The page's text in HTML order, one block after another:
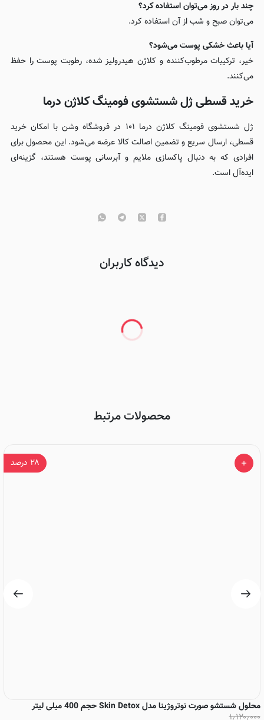
چند بار در روز می‌توان استفاده کرد؟
می‌توان صبح و شب از آن استفاده کرد.
آیا باعث خشکی پوست می‌شود؟
خیر، ترکیبات مرطوب‌کننده و کلاژن هیدرولیز شده، رطوبت پوست را حفظ
می‌کنند.
خرید قسطی ژل شستشوی فومینگ کلاژن درما
ژل شستشوی فومینگ کلاژن درما ۱۰۱ در فروشگاه وشن با امکان خرید
قسطی، ارسال سریع و تضمین اصالت کالا عرضه می‌شود. این محصول برای
افرادی که به دنبال پاکسازی ملایم و آبرسانی پوست هستند، گزینه‌ای
ایده‌آل است.
دیدگاه کاربران
محصولات مرتبط
۲۸ درصد
محلول شستشو صورت نوتروژینا مدل Skin Detox حجم 400 میلی لیتر